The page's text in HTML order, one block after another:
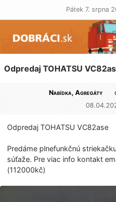
Pátek 7. srpna
Odpredaj TOHATSU
Nabídka, Agregáty
Odpredaj TOHATSU VC82ase
Predáme plnefunkčnú
súťaže. Pre viac info kontakt
(112000kč)